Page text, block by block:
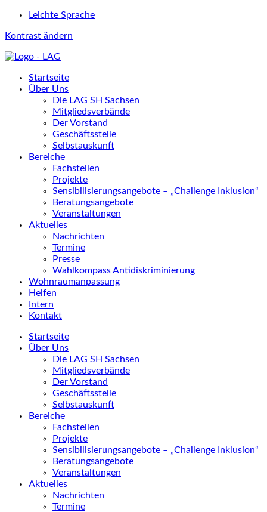
Leichte Sprache
Kontrast ändern
Startseite
Über Uns
Die LAG SH Sachsen
Mitgliedsverbände
Der Vorstand
Geschäftsstelle
Selbstauskunft
Bereiche
Fachstellen
Projekte
Sensibilisierungsangebote – „Challenge Inklusion“
Beratungsangebote
Veranstaltungen
Aktuelles
Nachrichten
Termine
Presse
Wahlkompass Antidiskriminierung
Wohnraumanpassung
Helfen
Intern
Kontakt
Startseite
Über Uns
Die LAG SH Sachsen
Mitgliedsverbände
Der Vorstand
Geschäftsstelle
Selbstauskunft
Bereiche
Fachstellen
Projekte
Sensibilisierungsangebote – „Challenge Inklusion“
Beratungsangebote
Veranstaltungen
Aktuelles
Nachrichten
Termine